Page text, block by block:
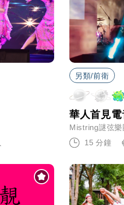
另類/前衛
華人首見電
Mistring謎弦樂
15 分鐘